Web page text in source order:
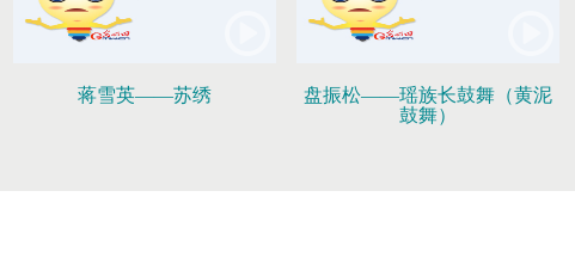
蒋雪英——苏绣
盘振松——瑶族长鼓舞（黄泥
鼓舞）